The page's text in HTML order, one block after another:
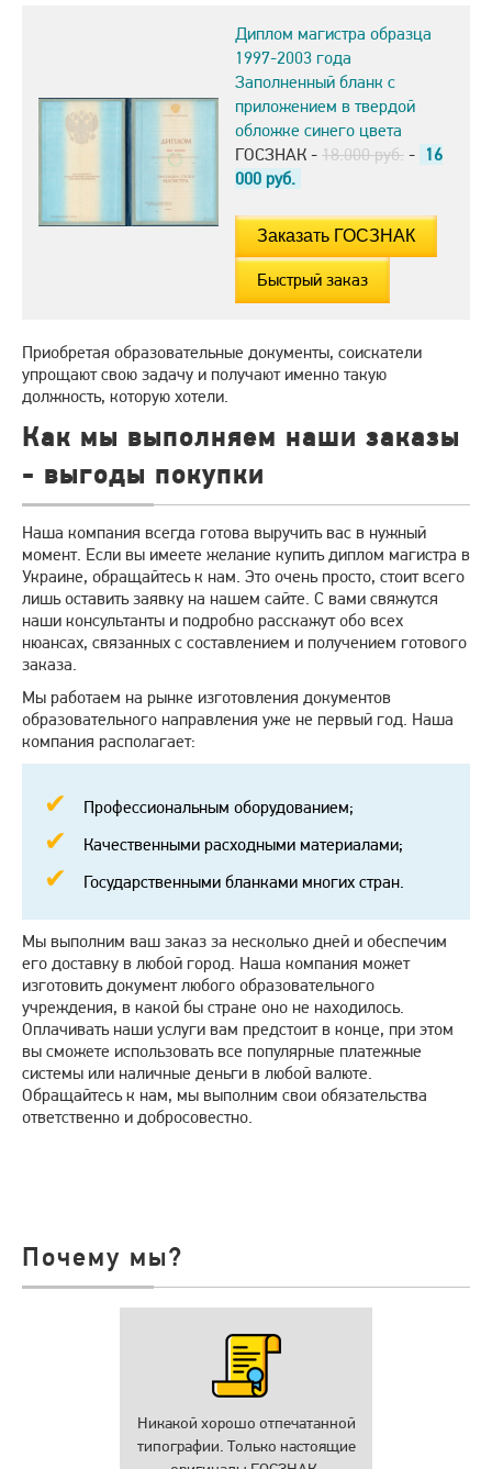
Диплом магистра образца
1997-2003 года
Заполненный бланк с
приложением в твердой
обложке синего цвета
ГОСЗНАК - 18.000 руб. - 16
000 руб.
Быстрый заказ
Приобретая образовательные документы, соискатели
упрощают свою задачу и получают именно такую
должность, которую хотели.
Как мы выполняем наши заказы
- выгоды покупки
Наша компания всегда готова выручить вас в нужный
момент. Если вы имеете желание купить диплом магистра в
Украине, обращайтесь к нам. Это очень просто, стоит всего
лишь оставить заявку на нашем сайте. С вами свяжутся
наши консультанты и подробно расскажут обо всех
нюансах, связанных с составлением и получением готового
заказа.
Мы работаем на рынке изготовления документов
образовательного направления уже не первый год. Наша
компания располагает:
Профессиональным оборудованием;
Качественными расходными материалами;
Государственными бланками многих стран.
Мы выполним ваш заказ за несколько дней и обеспечим
его доставку в любой город. Наша компания может
изготовить документ любого образовательного
учреждения, в какой бы стране оно не находилось.
Оплачивать наши услуги вам предстоит в конце, при этом
вы сможете использовать все популярные платежные
системы или наличные деньги в любой валюте.
Обращайтесь к нам, мы выполним свои обязательства
ответственно и добросовестно.
Почему мы?
Никакой хорошо отпечатанной
типографии. Только настоящие